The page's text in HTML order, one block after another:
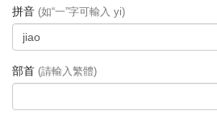
拼音 (如“一”字可輸入 yi)
部首 (請輸入繁體)